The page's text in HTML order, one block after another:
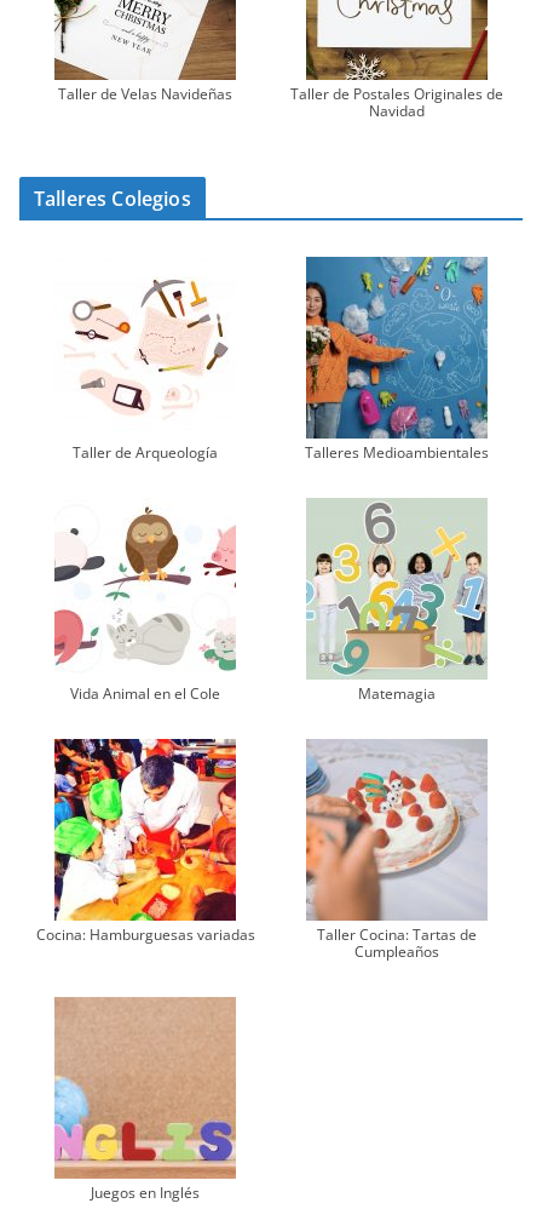
Taller de Velas Navideñas
Taller de Postales Originales de
Navidad
Talleres Colegios
Taller de Arqueología Talleres Medioambientales
Vida Animal en el Cole Matemagia
Cocina: Hamburguesas variadas
Taller Cocina: Tartas de
Cumpleaños
Juegos en Inglés